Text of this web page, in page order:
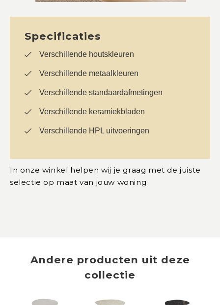
Specificaties
Verschillende houtskleuren
Verschillende metaalkleuren
Verschillende standaardafmetingen
Verschillende keramiekbladen
Verschillende HPL uitvoeringen
In onze winkel helpen wij je graag met de juiste
selectie op maat van jouw woning.
Andere producten uit deze
collectie